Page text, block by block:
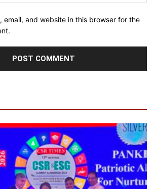
email, and website in this browser for the